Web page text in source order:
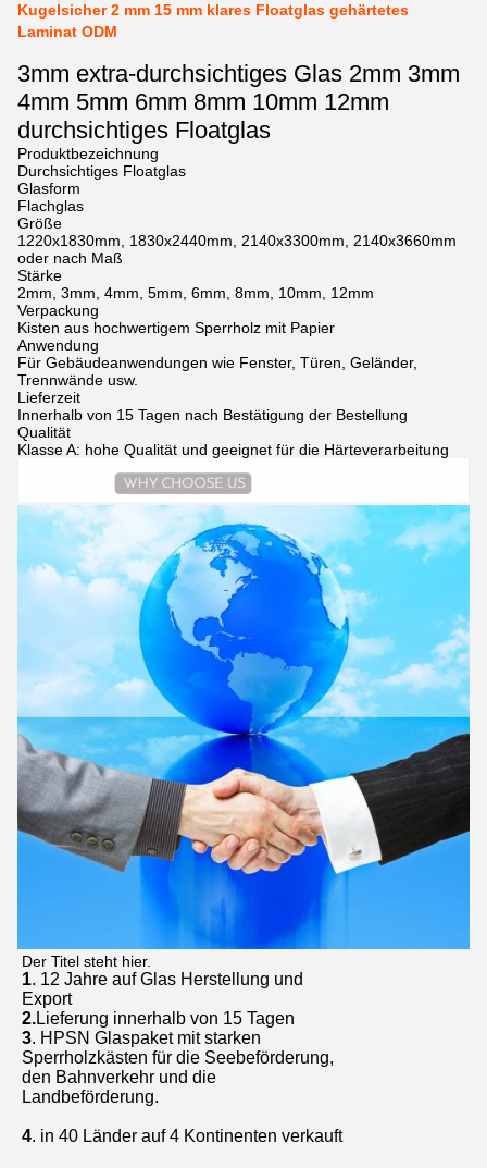
Kugelsicher 2 mm 15 mm klares Floatglas gehärtetes
Laminat ODM
3mm extra-durchsichtiges Glas 2mm 3mm
4mm 5mm 6mm 8mm 10mm 12mm
durchsichtiges Floatglas
Produktbezeichnung
Durchsichtiges Floatglas
Glasform
Flachglas
Größe
1220x1830mm, 1830x2440mm, 2140x3300mm, 2140x3660mm
oder nach Maß
Stärke
2mm, 3mm, 4mm, 5mm, 6mm, 8mm, 10mm, 12mm
Verpackung
Kisten aus hochwertigem Sperrholz mit Papier
Anwendung
Für Gebäudeanwendungen wie Fenster, Türen, Geländer,
Trennwände usw.
Lieferzeit
Innerhalb von 15 Tagen nach Bestätigung der Bestellung
Qualität
Klasse A: hohe Qualität und geeignet für die Härteverarbeitung
Der Titel steht hier.
1. 12 Jahre auf Glas Herstellung und
Export
2.Lieferung innerhalb von 15 Tagen
3. HPSN Glaspaket mit starken
Sperrholzkästen für die Seebeförderung,
den Bahnverkehr und die
Landbeförderung.
4. in 40 Länder auf 4 Kontinenten verkauft